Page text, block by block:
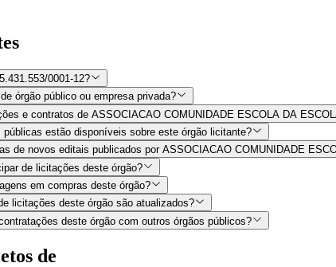
0001-12?
órgão público ou empresa privada?
e contratos de ASSOCIACAO COMUNIDADE ESCOLA DA
estão disponíveis sobre este órgão licitante?
de novos editais publicados por ASSOCIACAO COMUNIDADE
de licitações deste órgão?
em compras deste órgão?
licitações deste órgão são atualizados?
deste órgão com outros órgãos públicos?
de